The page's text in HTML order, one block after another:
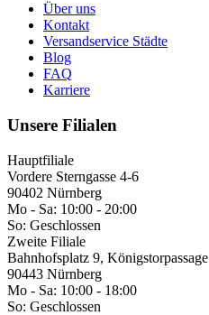
Über uns
Kontakt
Versandservice Städte
Blog
FAQ
Karriere
Unsere Filialen
Hauptfiliale
Vordere Sterngasse 4-6
90402 Nürnberg
Mo - Sa: 10:00 - 20:00
So: Geschlossen
Zweite Filiale
Bahnhofsplatz 9, Königstorpassage
90443 Nürnberg
Mo - Sa: 10:00 - 18:00
So: Geschlossen